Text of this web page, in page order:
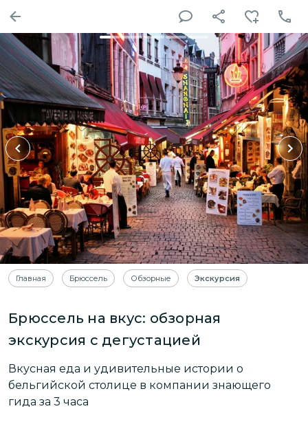
Главная Брюссель Обзорные Экскурсия
Брюссель на вкус: обзорная
экскурсия с дегустацией
Вкусная еда и удивительные истории о
бельгийской столице в компании знающего
гида за 3 часа